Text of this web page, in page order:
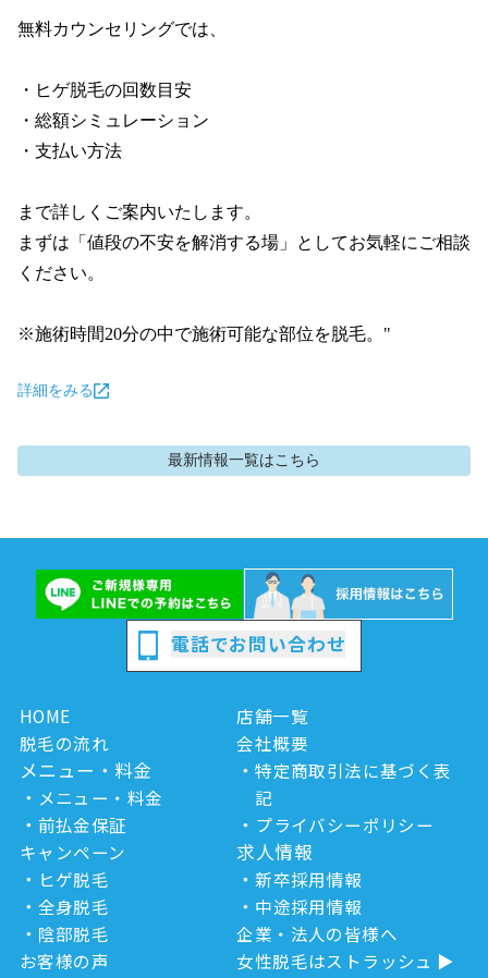
無料カウンセリングでは、
・ヒゲ脱毛の回数目安
・総額シミュレーション
・支払い方法
まで詳しくご案内いたします。
まずは「値段の不安を解消する場」としてお気軽にご相談
ください。
※施術時間20分の中で施術可能な部位を脱毛。"
詳細をみる
最新情報一覧はこちら
電話でお問い合わせ
HOME
脱毛の流れ
メニュー・料金
メニュー・料金
前払金保証
キャンペーン
ヒゲ脱毛
全身脱毛
陰部脱毛
お客様の声
店舗一覧
会社概要
特定商取引法に基づく表
記
プライバシーポリシー
求人情報
新卒採用情報
中途採用情報
企業・法人の皆様へ
女性脱毛はストラッシュ